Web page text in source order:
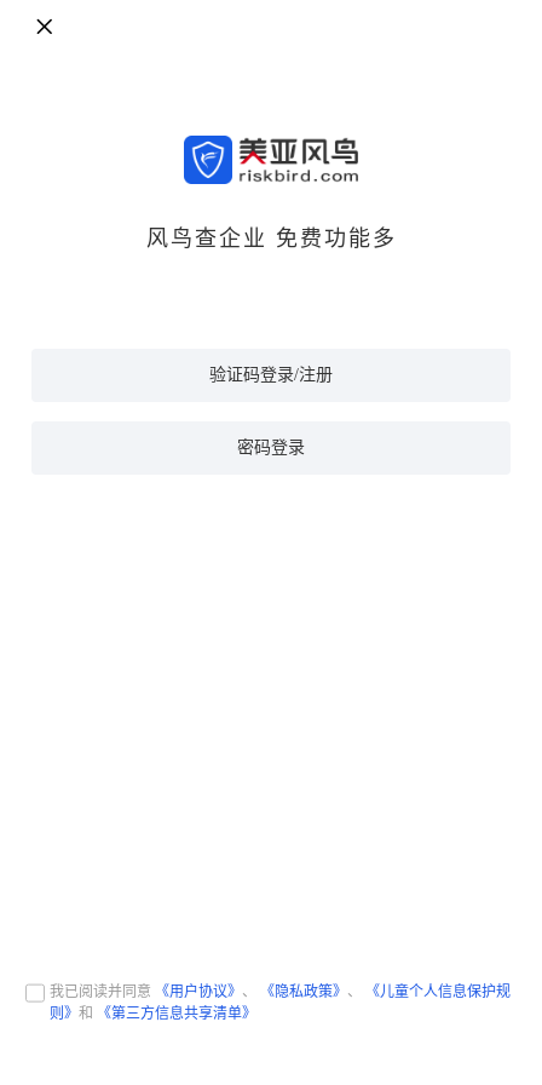
风鸟查企业 免费功能多
验证码登录/注册
密码登录
我已阅读并同意 《用户协议》 、 《隐私政策》 、
《儿童个人信息保护规
则》和 《第三方信息共享清单》